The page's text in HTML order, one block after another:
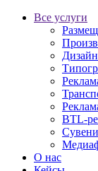
Все услуги
BTL-
О нас